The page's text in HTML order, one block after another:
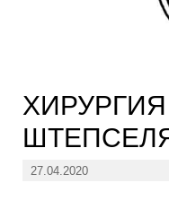
27.04.2020